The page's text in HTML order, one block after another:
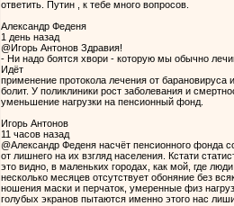
ответить. Путин , к тебе много вопросов.
Александр Феденя
1 день назад
@Игорь Антонов Здравия!
- Ни надо боятся хвори - которую мы обычно
Идёт
применение протокола лечения от барановируса
болит. У поликлиники рост заболевания и
уменьшение нагрузки на пенсионный фонд.
Игорь Антонов
11 часов назад
@Александр Феденя насчёт пенсионного фонда
от лишнего на их взгляд населения. Кстати
это видно, в маленьких городах, как мой, где
несколько месяцев отсутствует обоняние без
ношения маски и перчаток, умеренные физ
голубых экранов пытаются именно этого нас